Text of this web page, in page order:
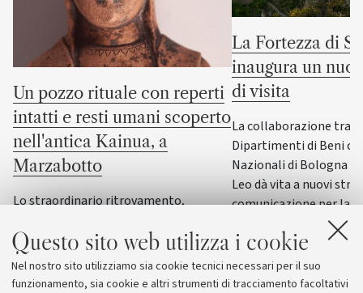
Questo sito web utilizza i cookie
Nel nostro sito utilizziamo sia cookie tecnici necessari per il suo
funzionamento, sia cookie e altri strumenti di tracciamento facoltativi
Un pozzo rituale con reperti
intatti e resti umani scoperto
nell'antica Kainua, a
Marzabotto
Lo straordinario ritrovamento,
svela la sacralità dell’acqua e offre
nuove conoscenze sui riti di fondazione
delle città etrusche
La Fortezza di
inaugura un
di visita
La collaborazione tra il
Dipartimenti di Beni
Nazionali di Bologna e
Leo dà vita a nuovi
comunicazione per la